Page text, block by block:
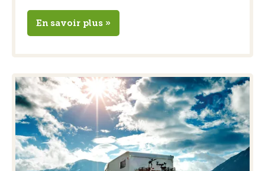
En savoir plus »